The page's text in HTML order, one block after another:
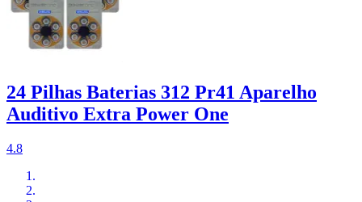
24 Pilhas Baterias 312 Pr41 Aparelho
Auditivo Extra Power One
4.8